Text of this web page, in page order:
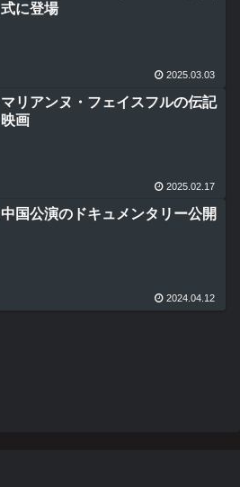
式に登場
2025.03.03
マリアンヌ・フェイスフルの伝記
映画
2025.02.17
中国公演のドキュメンタリー公開
2024.04.12